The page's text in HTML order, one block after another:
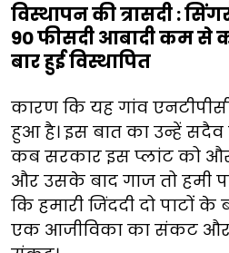
विस्थापन की त्रासदी :
90 फीसदी आबादी कम से
बार हुई विस्थापित
कारण कि यह गांव
हुआ है। इस बात का उन्हें सदैव
कब सरकार इस प्लांट को
और उसके बाद गाज तो हमी
कि हमारी जिंददी दो पाटों
एक आजीविका का संकट और